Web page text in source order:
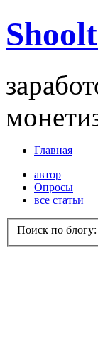
Главная
автор
Опросы
все статьи
Поиск по блогу: